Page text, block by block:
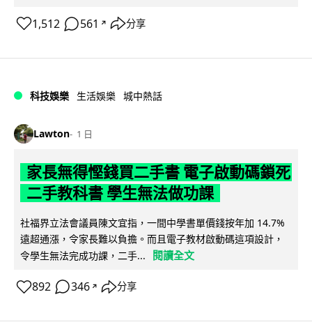
1,512 561 ↗ 分享
科技娛樂 生活娛樂 城中熱話
Lawton 1 日
家長無得慳錢買二手書 電子啟動碼鎖死
二手教科書 學生無法做功課
社福界立法會議員陳文宜指，一間中學書單價錢按年加 14.7%
遠超通漲，令家長難以負擔。而且電子教材啟動碼這項設計，
令學生無法完成功課，二手...
閱讀全文
892 346 ↗ 分享